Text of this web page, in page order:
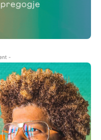
-